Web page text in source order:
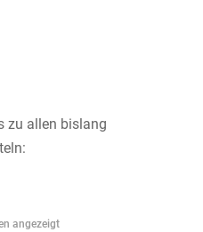
zu allen bislang
angezeigt